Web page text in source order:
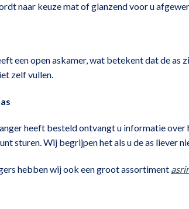
naar keuze mat of glanzend voor u
een open askamer, wat betekent dat de
zelf vullen.
heeft besteld ontvangt u informatie over
sturen. Wij begrijpen het als u de as liever
hebben wij ook een groot assortiment